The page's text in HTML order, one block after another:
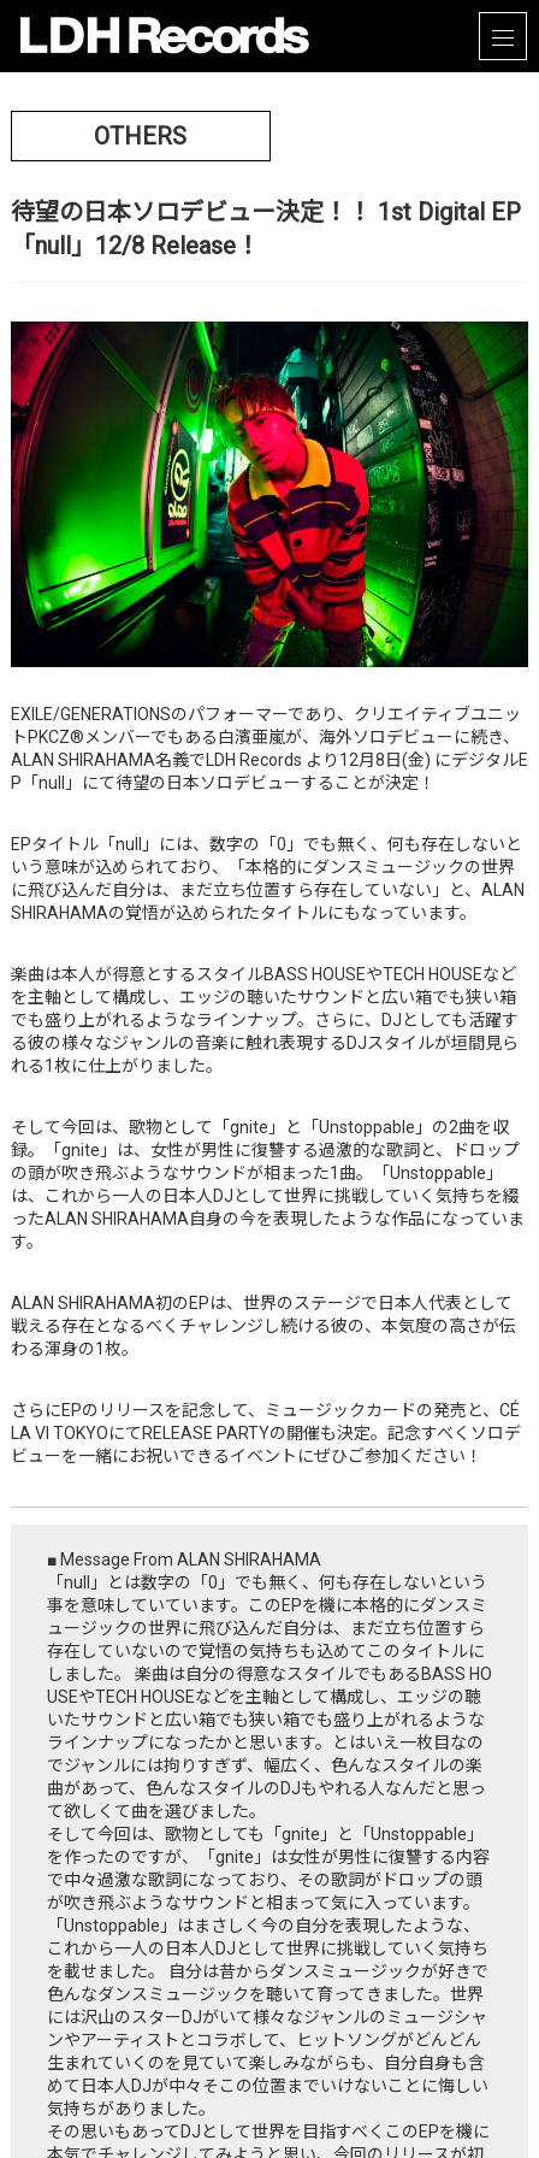
OTHERS
待望の日本ソロデビュー決定！！ 1st Digital EP
「null」12/8 Release！
EXILE/GENERATIONSのパフォーマーであり、クリエイティブユニッ
トPKCZ®メンバーでもある白濱亜嵐が、海外ソロデビューに続き、
ALAN SHIRAHAMA名義でLDH Records より12月8日(金) にデジタルE
P「null」にて待望の日本ソロデビューすることが決定！
EPタイトル「null」には、数字の「0」でも無く、何も存在しないと
いう意味が込められており、「本格的にダンスミュージックの世界
に飛び込んだ自分は、まだ立ち位置すら存在していない」と、ALAN
SHIRAHAMAの覚悟が込められたタイトルにもなっています。
楽曲は本人が得意とするスタイルBASS HOUSEやTECH HOUSEなど
を主軸として構成し、エッジの聴いたサウンドと広い箱でも狭い箱
でも盛り上がれるようなラインナップ。さらに、DJとしても活躍す
る彼の様々なジャンルの音楽に触れ表現するDJスタイルが垣間見ら
れる1枚に仕上がりました。
そして今回は、歌物として「gnite」と「Unstoppable」の2曲を収
録。「gnite」は、女性が男性に復讐する過激的な歌詞と、ドロップ
の頭が吹き飛ぶようなサウンドが相まった1曲。「Unstoppable」
は、これから一人の日本人DJとして世界に挑戦していく気持ちを綴
ったALAN SHIRAHAMA自身の今を表現したような作品になっていま
す。
ALAN SHIRAHAMA初のEPは、世界のステージで日本人代表として
戦える存在となるべくチャレンジし続ける彼の、本気度の高さが伝
わる渾身の1枚。
さらにEPのリリースを記念して、ミュージックカードの発売と、CÉ
LA VI TOKYOにてRELEASE PARTYの開催も決定。記念すべくソロデ
ビューを一緒にお祝いできるイベントにぜひご参加ください！
■ Message From ALAN SHIRAHAMA
「null」とは数字の「0」でも無く、何も存在しないという
事を意味していています。このEPを機に本格的にダンスミ
ュージックの世界に飛び込んだ自分は、まだ立ち位置すら
存在していないので覚悟の気持ちも込めてこのタイトルに
しました。 楽曲は自分の得意なスタイルでもあるBASS HO
USEやTECH HOUSEなどを主軸として構成し、エッジの聴
いたサウンドと広い箱でも狭い箱でも盛り上がれるような
ラインナップになったかと思います。とはいえ一枚目なの
でジャンルには拘りすぎず、幅広く、色んなスタイルの楽
曲があって、色んなスタイルのDJもやれる人なんだと思っ
て欲しくて曲を選びました。
そして今回は、歌物としても「gnite」と「Unstoppable」
を作ったのですが、「gnite」は女性が男性に復讐する内容
で中々過激な歌詞になっており、その歌詞がドロップの頭
が吹き飛ぶようなサウンドと相まって気に入っています。
「Unstoppable」はまさしく今の自分を表現したような、
これから一人の日本人DJとして世界に挑戦していく気持ち
を載せました。 自分は昔からダンスミュージックが好きで
色んなダンスミュージックを聴いて育ってきました。世界
には沢山のスターDJがいて様々なジャンルのミュージシャ
ンやアーティストとコラボして、ヒットソングがどんどん
生まれていくのを見ていて楽しみながらも、自分自身も含
めて日本人DJが中々そこの位置までいけないことに悔しい
気持ちがありました。
その思いもあってDJとして世界を目指すべくこのEPを機に
本気でチャレンジしてみようと思い、今回のリリースが初